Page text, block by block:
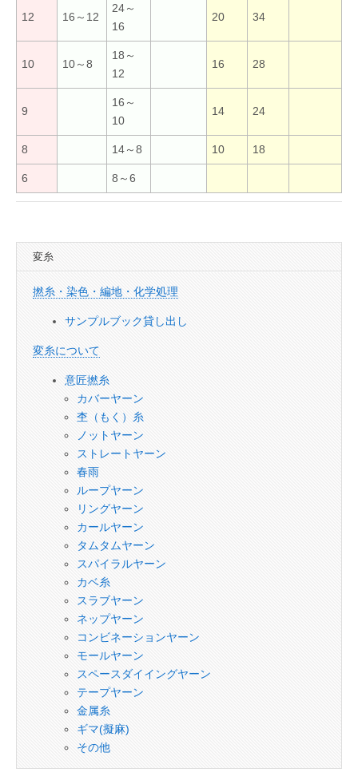
12 16～12
24～
16
20 34
10 10～8
18～
12
16 28
9
16～
10
14 24
8 14～8 10 18
6 8～6
変糸
撚糸・染色・編地・化学処理
サンプルブック貸し出し
変糸について
意匠撚糸
カバーヤーン
杢（もく）糸
ノットヤーン
ストレートヤーン
春雨
ループヤーン
リングヤーン
カールヤーン
タムタムヤーン
スパイラルヤーン
カベ糸
スラブヤーン
ネップヤーン
コンビネーションヤーン
モールヤーン
スペースダイイングヤーン
テープヤーン
金属糸
ギマ(擬麻)
その他